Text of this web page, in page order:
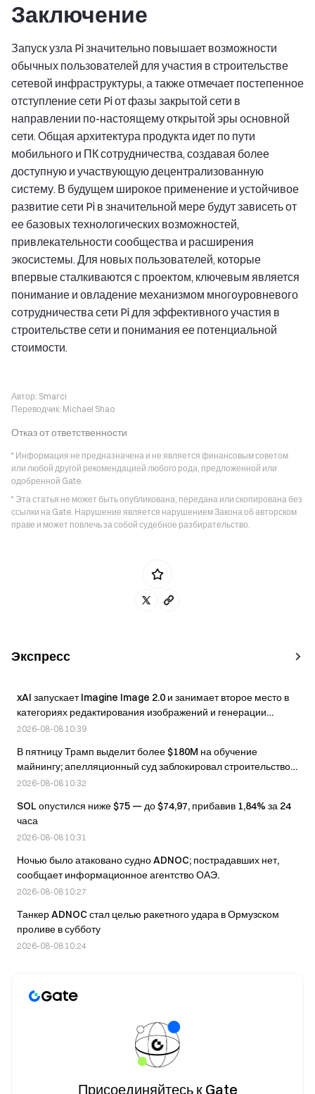
Заключение
Запуск узла Pi значительно повышает возможности
обычных пользователей для участия в строительстве
сетевой инфраструктуры, а также отмечает постепенное
отступление сети Pi от фазы закрытой сети в
направлении по-настоящему открытой эры основной
сети. Общая архитектура продукта идет по пути
мобильного и ПК сотрудничества, создавая более
доступную и участвующую децентрализованную
систему. В будущем широкое применение и устойчивое
развитие сети Pi в значительной мере будут зависеть от
ее базовых технологических возможностей,
привлекательности сообщества и расширения
экосистемы. Для новых пользователей, которые
впервые сталкиваются с проектом, ключевым является
понимание и овладение механизмом многоуровневого
сотрудничества сети Pi для эффективного участия в
строительстве сети и понимания ее потенциальной
стоимости.
Автор: Smarci
Переводчик: Michael Shao
Отказ от ответственности
* Информация не предназначена и не является финансовым советом
или любой другой рекомендацией любого рода, предложенной или
одобренной Gate.
* Эта статья не может быть опубликована, передана или скопирована без
ссылки на Gate. Нарушение является нарушением Закона об авторском
праве и может повлечь за собой судебное разбирательство.
Экспресс
xAI запускает Imagine Image 2.0 и занимает второе место в
категориях редактирования изображений и генерации
изображений по текстовому описанию
2026-08-08 10:39
В пятницу Трамп выделит более $180M на обучение
майнингу; апелляционный суд заблокировал строительство
бального зала Белого дома стоимостью $400M
2026-08-08 10:32
SOL опустился ниже $75 — до $74,97, прибавив 1,84% за 24
часа
2026-08-08 10:31
Ночью было атаковано судно ADNOC; пострадавших нет,
сообщает информационное агентство ОАЭ.
2026-08-08 10:27
Танкер ADNOC стал целью ракетного удара в Ормузском
проливе в субботу
2026-08-08 10:24
Присоединяйтесь к Gate